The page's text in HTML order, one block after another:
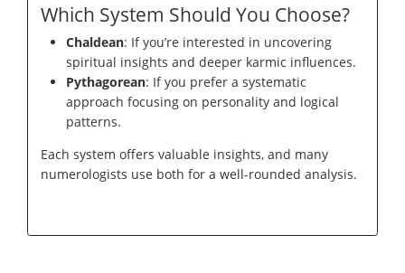
Which System Should You Choose?
Chaldean: If you’re interested in uncovering
spiritual insights and deeper karmic influences.
Pythagorean: If you prefer a systematic
approach focusing on personality and logical
patterns.
Each system offers valuable insights, and many
numerologists use both for a well-rounded analysis.